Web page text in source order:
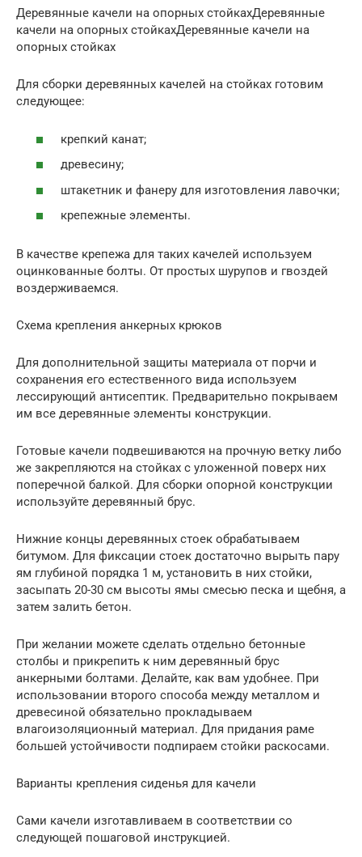
Деревянные качели на опорных стойкахДеревянные
качели на опорных стойкахДеревянные качели на
опорных стойках
Для сборки деревянных качелей на стойках готовим
следующее:
крепкий канат;
древесину;
штакетник и фанеру для изготовления лавочки;
крепежные элементы.
В качестве крепежа для таких качелей используем
оцинкованные болты. От простых шурупов и гвоздей
воздерживаемся.
Схема крепления анкерных крюков
Для дополнительной защиты материала от порчи и
сохранения его естественного вида используем
лессирующий антисептик. Предварительно покрываем
им все деревянные элементы конструкции.
Готовые качели подвешиваются на прочную ветку либо
же закрепляются на стойках с уложенной поверх них
поперечной балкой. Для сборки опорной конструкции
используйте деревянный брус.
Нижние концы деревянных стоек обрабатываем
битумом. Для фиксации стоек достаточно вырыть пару
ям глубиной порядка 1 м, установить в них стойки,
засыпать 20-30 см высоты ямы смесью песка и щебня, а
затем залить бетон.
При желании можете сделать отдельно бетонные
столбы и прикрепить к ним деревянный брус
анкерными болтами. Делайте, как вам удобнее. При
использовании второго способа между металлом и
древесиной обязательно прокладываем
влагоизоляционный материал. Для придания раме
большей устойчивости подпираем стойки раскосами.
Варианты крепления сиденья для качели
Сами качели изготавливаем в соответствии со
следующей пошаговой инструкцией.